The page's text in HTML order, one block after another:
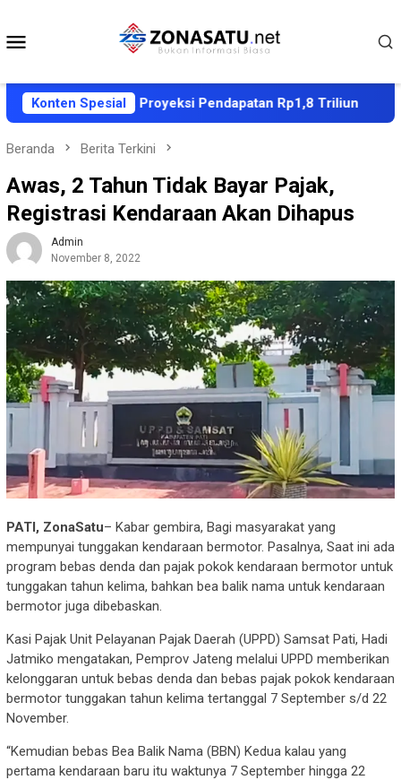
konten
Konten Spesial
2027, Proyeksi Pendapatan Rp1,8 Triliun Dubes
Beranda Berita Terkini
Awas, 2 Tahun Tidak Bayar Pajak,
Registrasi Kendaraan Akan Dihapus
Admin
November 8, 2022
PATI, ZonaSatu– Kabar gembira, Bagi masyarakat yang
mempunyai tunggakan kendaraan bermotor. Pasalnya, Saat ini ada
program bebas denda dan pajak pokok kendaraan bermotor untuk
tunggakan tahun kelima, bahkan bea balik nama untuk kendaraan
bermotor juga dibebaskan.
Kasi Pajak Unit Pelayanan Pajak Daerah (UPPD) Samsat Pati, Hadi
Jatmiko mengatakan, Pemprov Jateng melalui UPPD memberikan
kelonggaran untuk bebas denda dan bebas pajak pokok kendaraan
bermotor tunggakan tahun kelima tertanggal 7 September s/d 22
November.
“Kemudian bebas Bea Balik Nama (BBN) Kedua kalau yang
pertama kendaraan baru itu waktunya 7 September hingga 22